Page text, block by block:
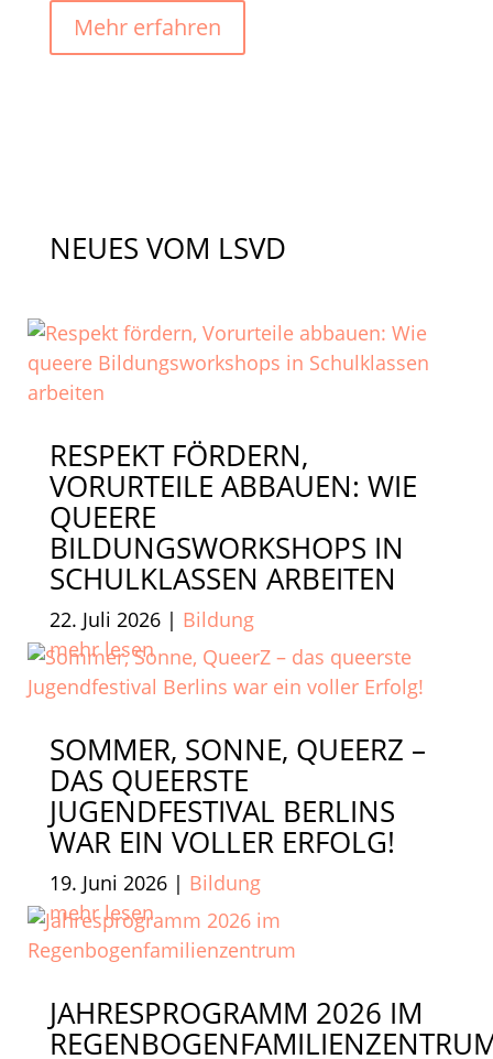
Mehr erfahren
NEUES VOM LSVD
RESPEKT FÖRDERN,
VORURTEILE ABBAUEN: WIE
QUEERE
BILDUNGSWORKSHOPS IN
SCHULKLASSEN ARBEITEN
22. Juli 2026| Bildung
mehr lesen
SOMMER, SONNE, QUEERZ –
DAS QUEERSTE
JUGENDFESTIVAL BERLINS
WAR EIN VOLLER ERFOLG!
19. Juni 2026| Bildung
mehr lesen
JAHRESPROGRAMM 2026 IM